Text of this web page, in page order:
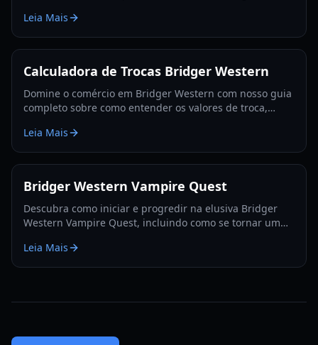
Leia Mais
Calculadora de Trocas Bridger Western
Domine o comércio em Bridger Western com nosso guia
completo sobre como entender os valores de troca,
informadas.
Leia Mais
Bridger Western Vampire Quest
Descubra como iniciar e progredir na elusiva Bridger
Western Vampire Quest, incluindo como se tornar um
Leia Mais